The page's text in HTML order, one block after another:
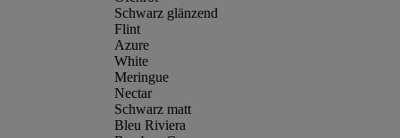
Schwarz glänzend
Flint
Azure
White
Meringue
Nectar
Schwarz matt
Bleu Riviera